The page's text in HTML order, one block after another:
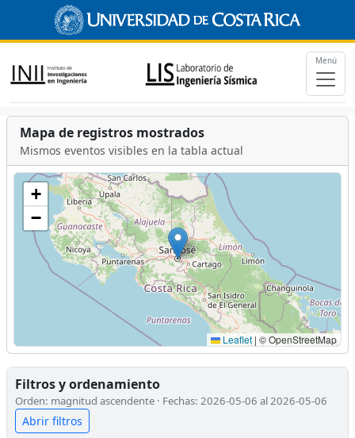
Menú
Mapa de registros mostrados
Mismos eventos visibles en la tabla actual
+
−
Leaflet | © OpenStreetMap
Filtros y ordenamiento
Orden: magnitud ascendente · Fechas: 2026-05-06 al 2026-05-06
Abrir filtros